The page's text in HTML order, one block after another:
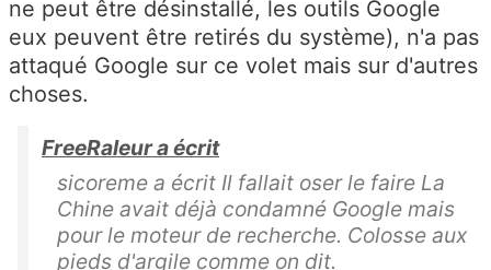
ne peut être désinstallé, les outils Google
eux peuvent être retirés du système), n'a pas
attaqué Google sur ce volet mais sur d'autres
choses.
FreeRaleur a écrit
sicoreme a écrit Il fallait oser le faire La
Chine avait déjà condamné Google mais
pour le moteur de recherche. Colosse aux
pieds d'argile comme on dit.